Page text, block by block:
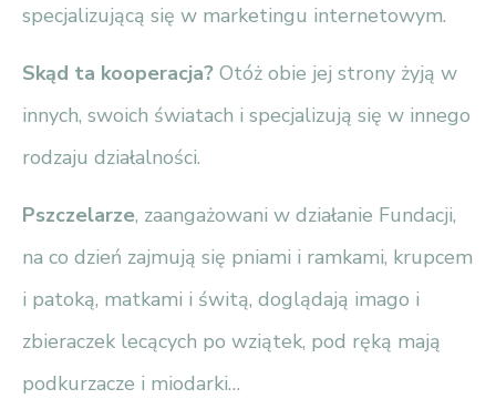
specjalizującą się w marketingu internetowym.
Skąd ta kooperacja? Otóż obie jej strony żyją w
innych, swoich światach i specjalizują się w innego
rodzaju działalności.
Pszczelarze, zaangażowani w działanie Fundacji,
na co dzień zajmują się pniami i ramkami, krupcem
i patoką, matkami i świtą, doglądają imago i
zbieraczek lecących po wziątek, pod ręką mają
podkurzacze i miodarki…